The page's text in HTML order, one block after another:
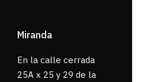
Miranda
En la calle cerrada
25A x 25 y 29 de la